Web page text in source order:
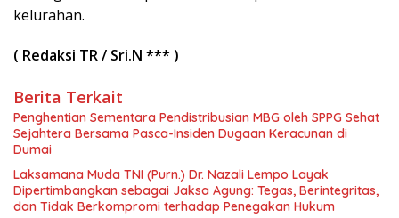
kelurahan.
( Redaksi TR / Sri.N *** )
Berita Terkait
Penghentian Sementara Pendistribusian MBG oleh SPPG Sehat
Sejahtera Bersama Pasca-Insiden Dugaan Keracunan di
Dumai
Laksamana Muda TNI (Purn.) Dr. Nazali Lempo Layak
Dipertimbangkan sebagai Jaksa Agung: Tegas, Berintegritas,
dan Tidak Berkompromi terhadap Penegakan Hukum